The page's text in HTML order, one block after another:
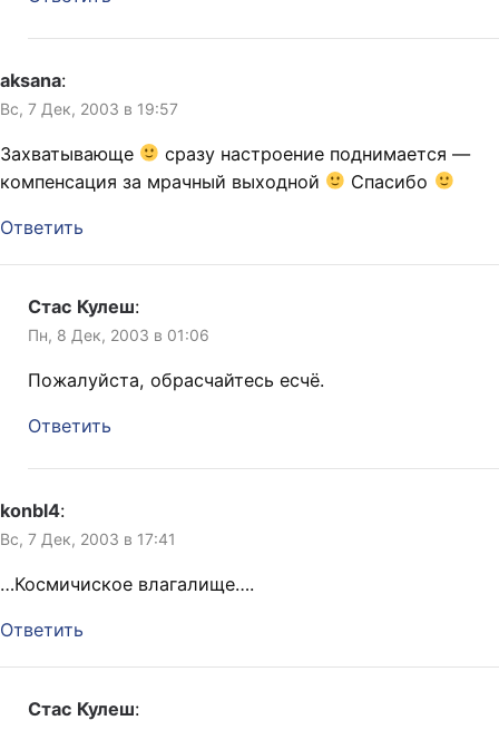
aksana:
Вс, 7 Дек, 2003 в 19:57
Захватывающе
сразу настроение поднимается —
компенсация за мрачный выходной
Спасибо
Ответить
Стас Кулеш:
Пн, 8 Дек, 2003 в 01:06
Пожалуйста, обрасчайтесь есчё.
Ответить
konbl4:
Вс, 7 Дек, 2003 в 17:41
…Космичиское влагалище….
Ответить
Стас Кулеш: